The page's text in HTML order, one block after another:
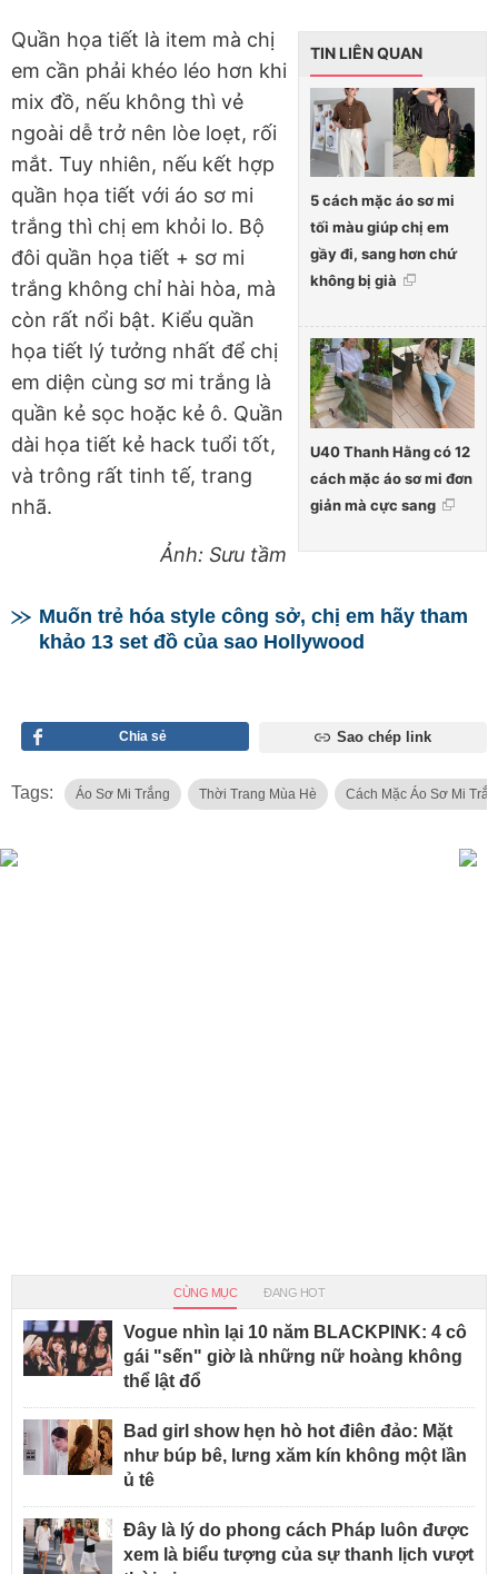
TIN LIÊN QUAN
5 cách mặc áo sơ mi
tối màu giúp chị em
gầy đi, sang hơn chứ
không bị già
U40 Thanh Hằng có 12
cách mặc áo sơ mi đơn
giản mà cực sang
Quần họa tiết là item mà chị
em cần phải khéo léo hơn khi
mix đồ, nếu không thì vẻ
ngoài dễ trở nên lòe loẹt, rối
mắt. Tuy nhiên, nếu kết hợp
quần họa tiết với áo sơ mi
trắng thì chị em khỏi lo. Bộ
đôi quần họa tiết + sơ mi
trắng không chỉ hài hòa, mà
còn rất nổi bật. Kiểu quần
họa tiết lý tưởng nhất để chị
em diện cùng sơ mi trắng là
quần kẻ sọc hoặc kẻ ô. Quần
dài họa tiết kẻ hack tuổi tốt,
và trông rất tinh tế, trang
nhã.
Ảnh: Sưu tầm
Muốn trẻ hóa style công sở, chị em hãy tham
khảo 13 set đồ của sao Hollywood
Chia sẻ Sao chép link
Tags: Áo Sơ Mi Trắng Thời Trang Mùa Hè Cách Mặc Áo Sơ Mi
CÙNG MỤC ĐANG HOT
Vogue nhìn lại 10 năm BLACKPINK: 4 cô
gái "sến" giờ là những nữ hoàng không
thể lật đổ
Bad girl show hẹn hò hot điên đảo: Mặt
như búp bê, lưng xăm kín không một lần
ủ tê
Đây là lý do phong cách Pháp luôn được
xem là biểu tượng của sự thanh lịch vượt